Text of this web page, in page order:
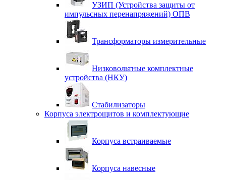
УЗИП (Устройства защиты от
импульсных перенапряжений) ОПВ
Трансформаторы измерительные
Низковольтные комплектные
устройства (НКУ)
Стабилизаторы
Корпуса электрощитов и комплектующие
Корпуса встраиваемые
Корпуса навесные